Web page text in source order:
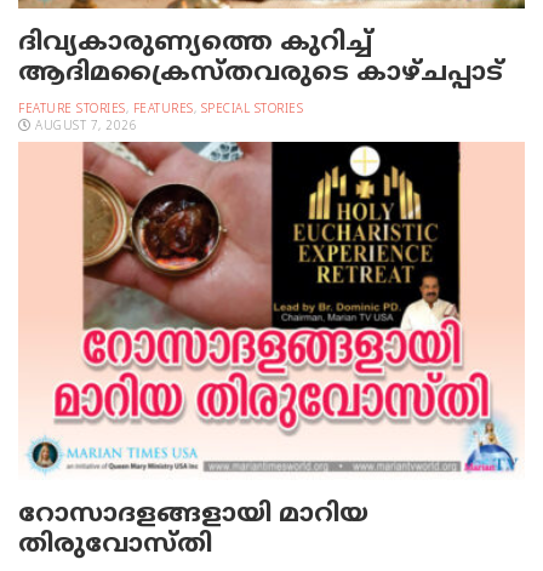
ദിവ്യകാരുണ്യത്തെ കുറിച്ച്
ആദിമക്രൈസ്തവരുടെ കാഴ്ചപ്പാട്
FEATURE STORIES, FEATURES, SPECIAL STORIES
AUGUST 7, 2026
റോസാദളങ്ങളായി മാറിയ
തിരുവോസ്തി